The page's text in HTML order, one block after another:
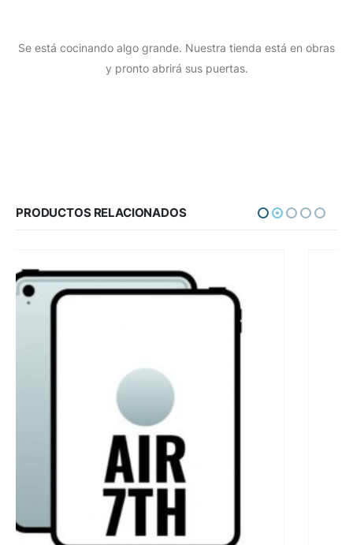
Se está cocinando algo grande. Nuestra tienda está en obras
y pronto abrirá sus puertas.
PRODUCTOS RELACIONADOS